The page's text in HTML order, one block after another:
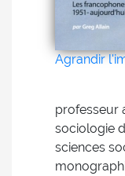
Agrandir
professeur
sociologie
sciences